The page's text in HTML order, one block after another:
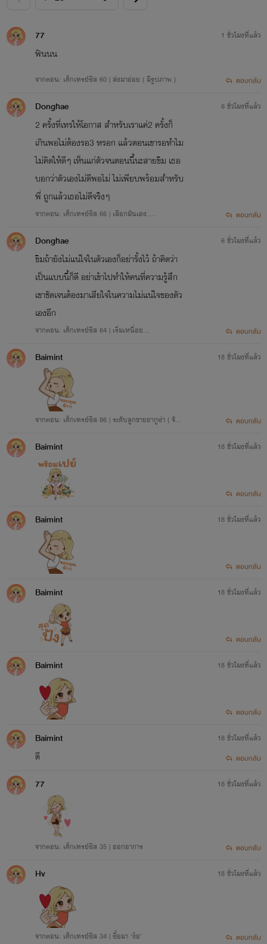
77
ฟินนน
จากตอน: เด็กเทรย์ซิส 60 | ส่งมาอ่อย ( มีรูปภาพ )
1 ชั่วโมงที่แล้ว
ตอบกลับ
Donghae
2 ครั้งที่เทรให้โอกาส สำหรับเราแค่2 ครั้งก็
เกินพอไม่ต้องรอ3 หรอก แล้วตอนเขารอทำไม
ไม่คิดให้ดีๆ เห็นแก่ตัวจนตอนนี้นะสายขิม เธอ
บอกว่าตัวเองไม่ดีพอไม่ ไม่เพียบพร้อมสำหรับ
พี่ ถูกแล้วเธอไม่ดีจริงๆ
จากตอน: เด็กเทรย์ซิส 66 | เลือกมันเอง….
6 ชั่วโมงที่แล้ว
ตอบกลับ
Donghae
ขิมถ้ายังไม่แน่ใจในตัวเองก็อย่ารั้งไว้ ถ้าคิดว่า
เป็นแบบนี้ก็ดี อย่าเข้าไปทำให้คนที่ความรู้สึก
เขาชัดเจนต้องมาเสียใจในความไม่แน่ใจของตัว
เองอีก
จากตอน: เด็กเทรย์ซิส 64 | เริ่มเหนื่อย…
6 ชั่วโมงที่แล้ว
ตอบกลับ
Baimint
จากตอน: เด็กเทรย์ซิส 86 | ระดับลูกชายยากูซ่า ( จัดก
18 ชั่วโมงที่แล้ว
ตอบกลับ
Baimint 18 ชั่วโมงที่แล้ว
ตอบกลับ
Baimint 18 ชั่วโมงที่แล้ว
ตอบกลับ
Baimint 18 ชั่วโมงที่แล้ว
ตอบกลับ
Baimint 18 ชั่วโมงที่แล้ว
ตอบกลับ
Baimint
ดี
18 ชั่วโมงที่แล้ว
ตอบกลับ
77
จากตอน: เด็กเทรย์ซิส 35 | ออกอาการ
18 ชั่วโมงที่แล้ว
ตอบกลับ
Hv
จากตอน: เด็กเทรย์ซิส 34 | ซื้อมา ‘ง้อ’
18 ชั่วโมงที่แล้ว
ตอบกลับ